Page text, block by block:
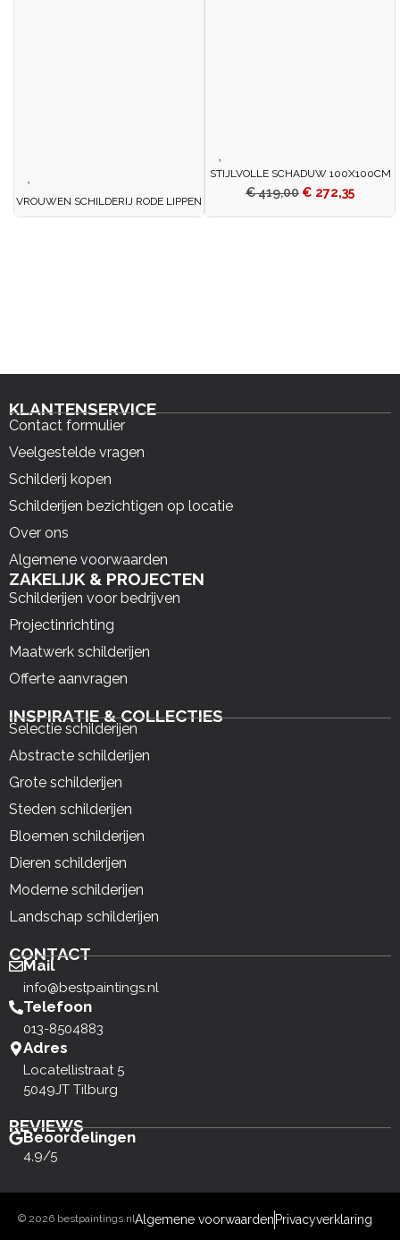
VROUWEN SCHILDERIJ RODE LIPPEN
STIJLVOLLE SCHADUW 100X100CM
€419,00 € 272,35
KLANTENSERVICE
Contact formulier
Veelgestelde vragen
Schilderij kopen
Schilderijen bezichtigen op locatie
Over ons
Algemene voorwaarden
ZAKELIJK & PROJECTEN
Schilderijen voor bedrijven
Projectinrichting
Maatwerk schilderijen
Offerte aanvragen
INSPIRATIE & COLLECTIES
Selectie schilderijen
Abstracte schilderijen
Grote schilderijen
Steden schilderijen
Bloemen schilderijen
Dieren schilderijen
Moderne schilderijen
Landschap schilderijen
CONTACT
Mail
info@bestpaintings.nl
Telefoon
013-8504883
Adres
Locatellistraat 5
5049JT Tilburg
REVIEWS
Beoordelingen
4,9/5
© 2026 bestpaintings.nlAlgemene voorwaarden Privacyverklaring